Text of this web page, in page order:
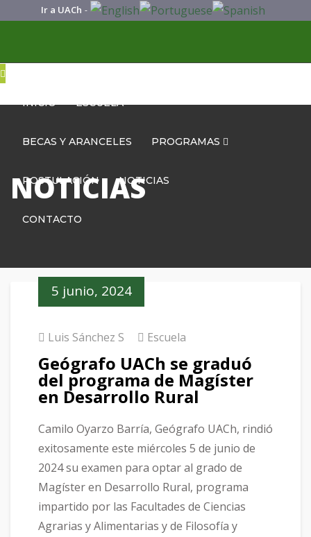
Ir a UACh -
INICIO ESCUELA
BECAS Y ARANCELES PROGRAMAS
POSTULACIÓN NOTICIAS
CONTACTO
NOTICIAS
5 junio, 2024
Luis Sánchez S Escuela
Geógrafo UACh se graduó
del programa de Magíster
en Desarrollo Rural
Camilo Oyarzo Barría, Geógrafo UACh, rindió
exitosamente este miércoles 5 de junio de
2024 su examen para optar al grado de
Magíster en Desarrollo Rural, programa
impartido por las Facultades de Ciencias
Agrarias y Alimentarias y de Filosofía y